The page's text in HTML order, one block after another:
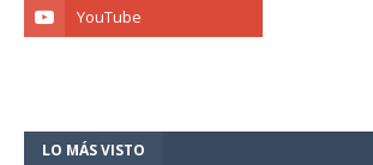
LO MÁS VISTO